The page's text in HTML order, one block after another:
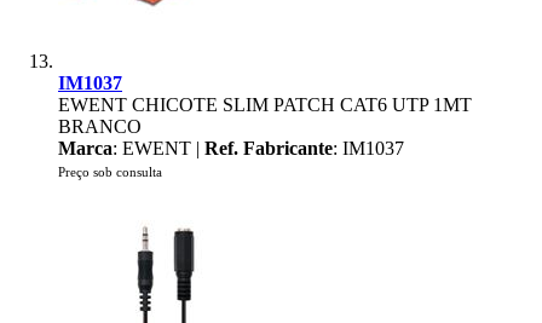
IM1037
EWENT CHICOTE SLIM PATCH CAT6 UTP 1MT
BRANCO
Marca: EWENT | Ref. Fabricante: IM1037
Preço sob consulta